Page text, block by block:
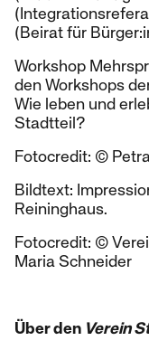
(Beirat für
Workshop
den Workshops
Wie leben und
Stadtteil?
Fotocredit: ©
Bildtext:
Reininghaus.
Fotocredit: ©
Maria Schneider
Über den Verein